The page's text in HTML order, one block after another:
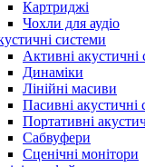
Картриджі
Чохли для аудіо
системи
Активні акустичні
Динаміки
Лінійні масиви
Пасивні акустичні
Портативні
Сабвуфери
Сценічні монітори